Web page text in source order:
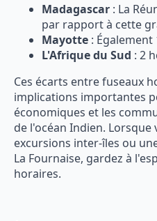
Madagascar : La
par rapport à cette
Mayotte : Également
L'Afrique du Sud : 2
Ces écarts entre fuseaux
implications importantes
économiques et les
de l'océan Indien. Lorsque
excursions inter-îles ou
La Fournaise, gardez à
horaires.